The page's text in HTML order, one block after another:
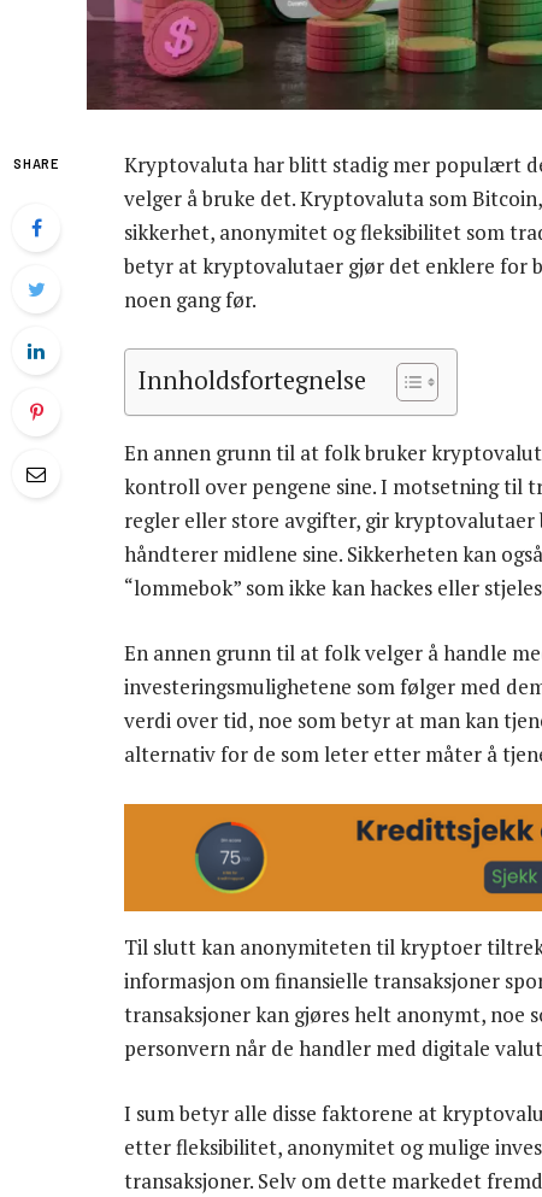
SHARE
Kryptovaluta har blitt stadig mer populært
velger å bruke det. Kryptovaluta som
sikkerhet, anonymitet og fleksibilitet som
betyr at kryptovalutaer gjør det enklere for
noen gang før.
Innholdsfortegnelse
En annen grunn til at folk bruker
kontroll over pengene sine. I motsetning til
regler eller store avgifter, gir
håndterer midlene sine. Sikkerheten kan
“lommebok” som ikke kan hackes eller
En annen grunn til at folk velger å handle
investeringsmulighetene som følger med
verdi over tid, noe som betyr at man kan
alternativ for de som leter etter måter å
Til slutt kan anonymiteten til kryptoer
informasjon om finansielle transaksjoner
transaksjoner kan gjøres helt anonymt,
personvern når de handler med digitale
I sum betyr alle disse faktorene at
etter fleksibilitet, anonymitet og mulige
transaksjoner. Selv om dette markedet